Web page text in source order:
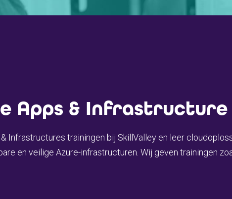
Apps & Infrastructure
Infrastructures trainingen bij SkillValley en leer
en veilige Azure-infrastructuren. Wij geven trainingen